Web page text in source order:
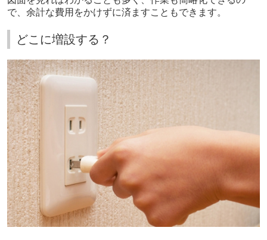
で、余計な費用をかけずに済ますこともできます。
どこに増設する？